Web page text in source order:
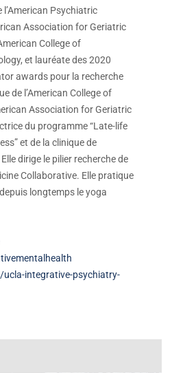
Psychiatric
Association for Geriatric
College of
et lauréate des 2020
awards pour la recherche
de l’American College of
Association for Geriatric
du programme “Late-life
et de la clinique de
dirige le pilier recherche de
Collaborative. Elle pratique
longtemps le yoga
integrative-psychiatry-